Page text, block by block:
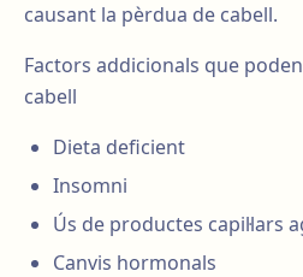
causant la pèrdua de cabell.
Factors addicionals que
cabell
Dieta deficient
Insomni
Ús de productes capil·lars
Canvis hormonals